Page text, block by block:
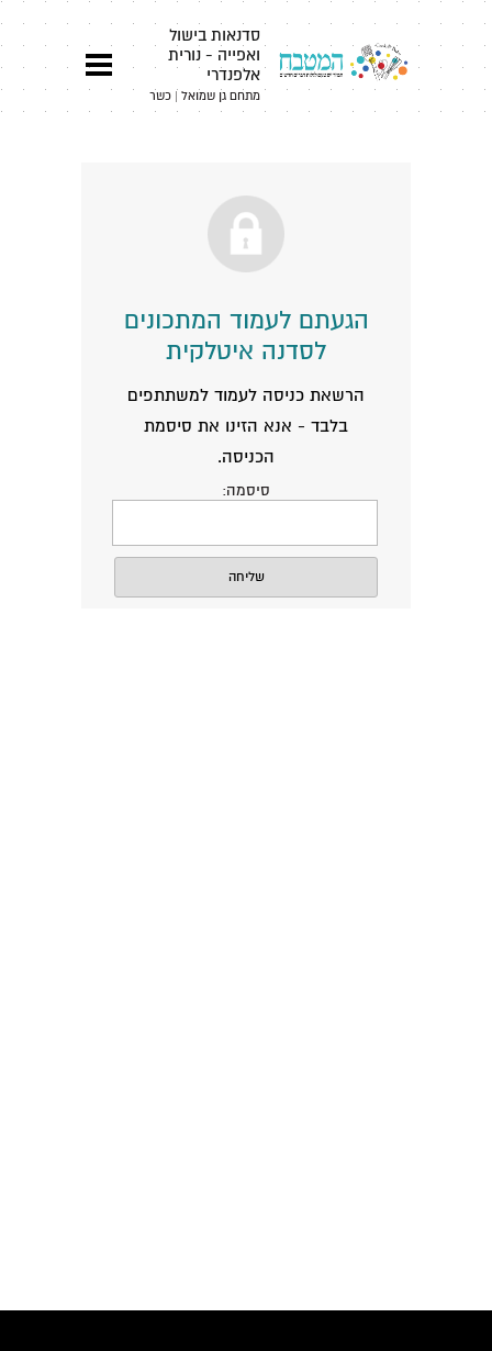
סדנאות בישול
ואפייה - נורית
אלפנדרי
מתחם גן שמואל | כשר
הגעתם לעמוד המתכונים
לסדנה איטלקית
הרשאת כניסה לעמוד למשתתפים
בלבד - אנא הזינו את סיסמת
הכניסה.
סיסמה: